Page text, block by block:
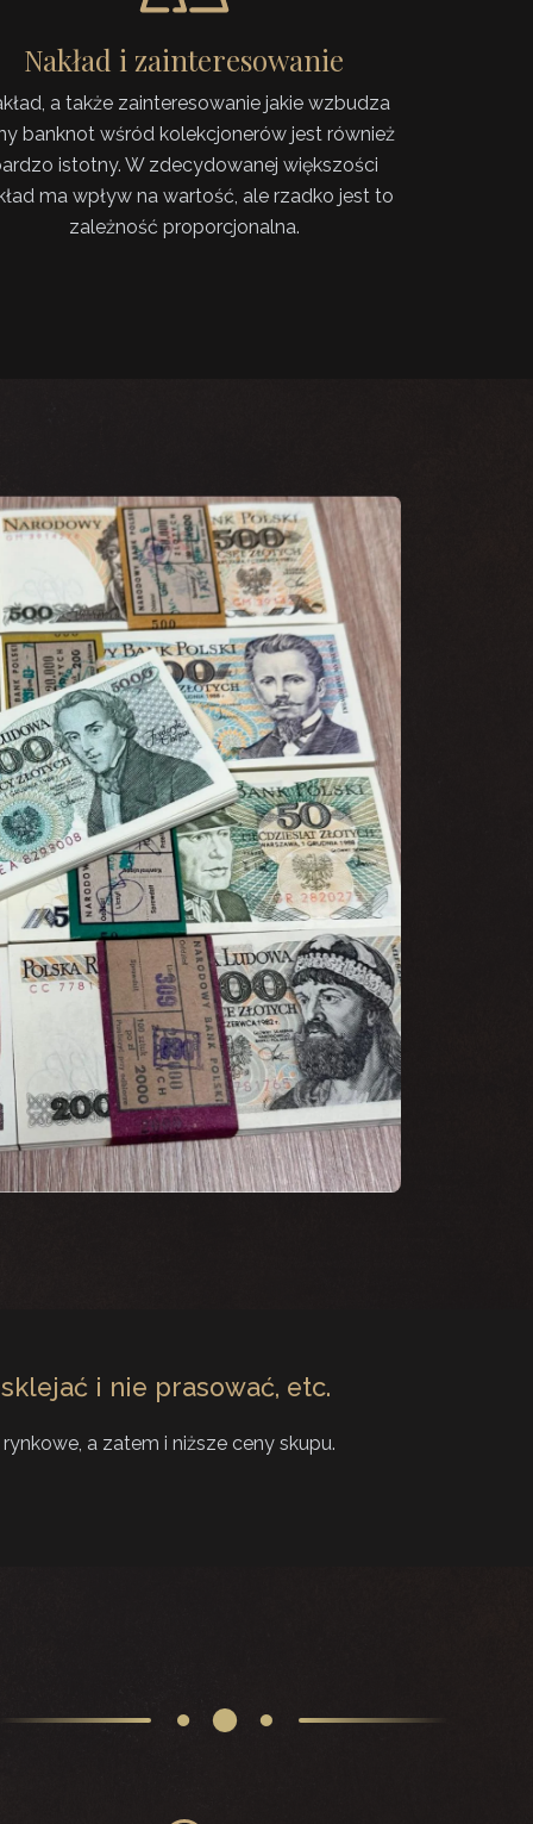
Nakład i zainteresowanie
a także zainteresowanie jakie wzbudza
banknot wśród kolekcjonerów jest również
istotny. W zdecydowanej większości
ma wpływ na wartość, ale rzadko jest to
zależność proporcjonalna.
i nie prasować, etc.
a zatem i niższe ceny skupu.